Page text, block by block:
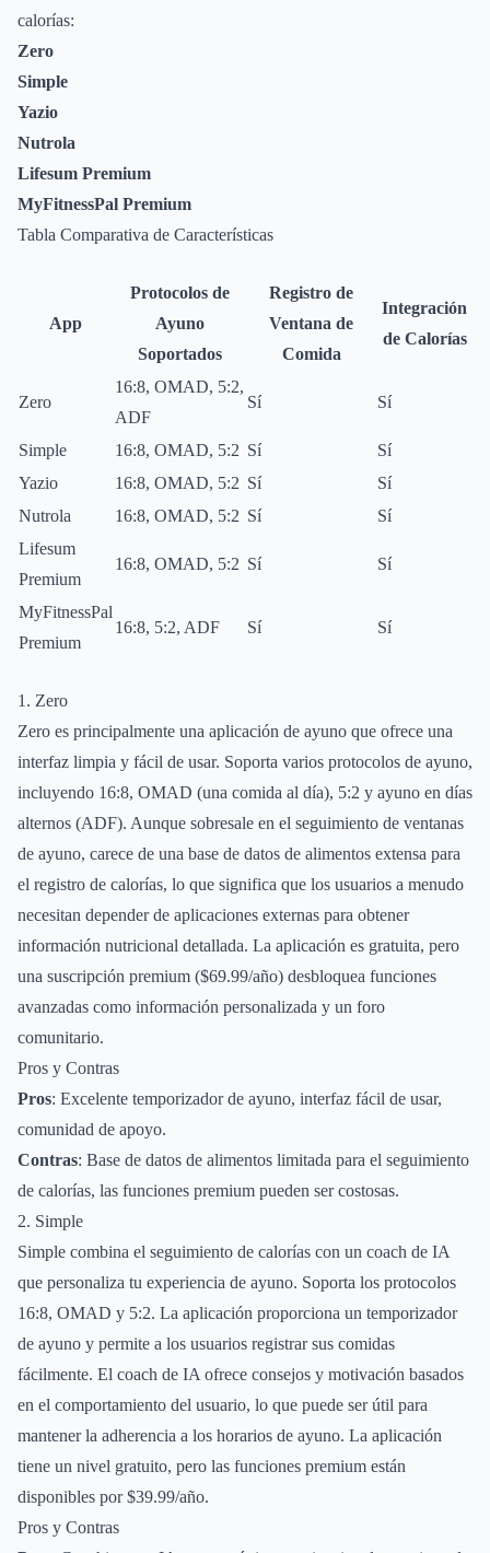
calorías:
Zero
Simple
Yazio
Nutrola
Lifesum Premium
MyFitnessPal Premium
Tabla Comparativa de Características
App
Protocolos de
Ayuno
Soportados
Registro de
Ventana de
Comida
Integración
de Calorías
Zero
16:8, OMAD, 5:2,
ADF
Sí Sí
Simple 16:8, OMAD, 5:2 Sí
Sí
Yazio
16:8, OMAD, 5:2 Sí
Sí
Nutrola
16:8, OMAD, 5:2 Sí
Sí
Lifesum
Premium
16:8, OMAD, 5:2 Sí Sí
MyFitnessPal
Premium
16:8, 5:2, ADF Sí Sí
1. Zero
Zero es principalmente una aplicación de ayuno que ofrece una
interfaz limpia y fácil de usar. Soporta varios protocolos de ayuno,
incluyendo 16:8, OMAD (una comida al día), 5:2 y ayuno en días
alternos (ADF). Aunque sobresale en el seguimiento de ventanas
de ayuno, carece de una base de datos de alimentos extensa para
el registro de calorías, lo que significa que los usuarios a menudo
necesitan depender de aplicaciones externas para obtener
información nutricional detallada. La aplicación es gratuita, pero
una suscripción premium ($69.99/año) desbloquea funciones
avanzadas como información personalizada y un foro
comunitario.
Pros y Contras
Pros: Excelente temporizador de ayuno, interfaz fácil de usar,
comunidad de apoyo.
Contras: Base de datos de alimentos limitada para el seguimiento
de calorías, las funciones premium pueden ser costosas.
2. Simple
Simple combina el seguimiento de calorías con un coach de IA
que personaliza tu experiencia de ayuno. Soporta los protocolos
16:8, OMAD y 5:2. La aplicación proporciona un temporizador
de ayuno y permite a los usuarios registrar sus comidas
fácilmente. El coach de IA ofrece consejos y motivación basados
en el comportamiento del usuario, lo que puede ser útil para
mantener la adherencia a los horarios de ayuno. La aplicación
tiene un nivel gratuito, pero las funciones premium están
disponibles por $39.99/año.
Pros y Contras